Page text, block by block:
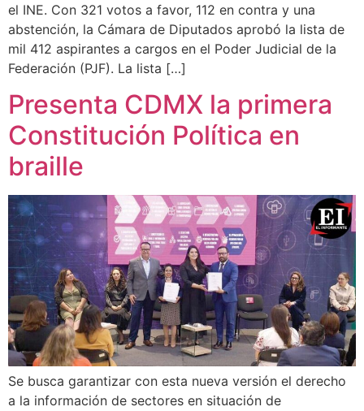
el INE. Con 321 votos a favor, 112 en contra y una
abstención, la Cámara de Diputados aprobó la lista de
mil 412 aspirantes a cargos en el Poder Judicial de la
Federación (PJF). La lista […]
Presenta CDMX la primera
Constitución Política en
braille
Se busca garantizar con esta nueva versión el derecho
a la información de sectores en situación de